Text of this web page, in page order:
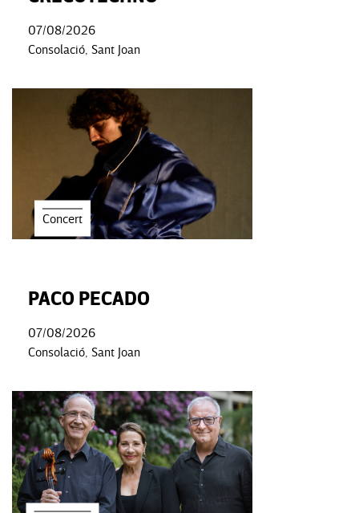
07/08/2026
Consolació, Sant Joan
Concert
PACO PECADO
07/08/2026
Consolació, Sant Joan